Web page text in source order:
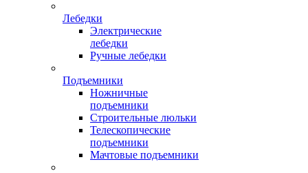
Лебедки
Электрические
лебедки
Ручные лебедки
Подъемники
Ножничные
подъемники
Строительные люльки
Телескопические
подъемники
Мачтовые подъемники